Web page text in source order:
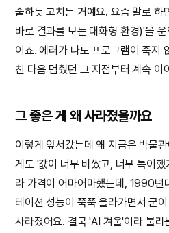
술하듯 고치는 거예요. 요즘 말로 하
바로 결과를 보는 대화형 환경)'을
이죠. 에러가 나도 프로그램이 죽지
친 다음 멈췄던 그 지점부터 계속 이
그 좋은 게 왜 사라졌을까요
이렇게 앞서갔는데 왜 지금은 박물
게도 '값이 너무 비쌌고, 너무 특이
라 가격이 어마어마했는데, 1990년
테이션 성능이 쭉쭉 올라가면서 굳
사라졌어요. 결국 'AI 겨울'이라 불리